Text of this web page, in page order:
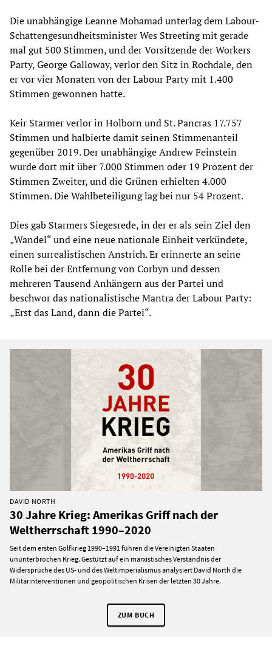
Die unabhängige Leanne Mohamad unterlag dem Labour-
Schattengesundheitsminister Wes Streeting mit gerade
mal gut 500 Stimmen, und der Vorsitzende der Workers
Party, George Galloway, verlor den Sitz in Rochdale, den
er vor vier Monaten von der Labour Party mit 1.400
Stimmen gewonnen hatte.
Keir Starmer verlor in Holborn und St. Pancras 17.757
Stimmen und halbierte damit seinen Stimmenanteil
gegenüber 2019. Der unabhängige Andrew Feinstein
wurde dort mit über 7.000 Stimmen oder 19 Prozent der
Stimmen Zweiter, und die Grünen erhielten 4.000
Stimmen. Die Wahlbeteiligung lag bei nur 54 Prozent.
Dies gab Starmers Siegesrede, in der er als sein Ziel den
„Wandel“ und eine neue nationale Einheit verkündete,
einen surrealistischen Anstrich. Er erinnerte an seine
Rolle bei der Entfernung von Corbyn und dessen
mehreren Tausend Anhängern aus der Partei und
beschwor das nationalistische Mantra der Labour Party:
„Erst das Land, dann die Partei“.
DAVID NORTH
30 Jahre Krieg: Amerikas Griff nach der
Weltherrschaft 1990–2020
Seit dem ersten Golfkrieg 1990–1991 führen die Vereinigten Staaten
ununterbrochen Krieg. Gestützt auf ein marxistisches Verständnis der
Widersprüche des US- und des Weltimperialismus analysiert David North die
Militärinterventionen und geopolitischen Krisen der letzten 30 Jahre.
ZUM BUCH